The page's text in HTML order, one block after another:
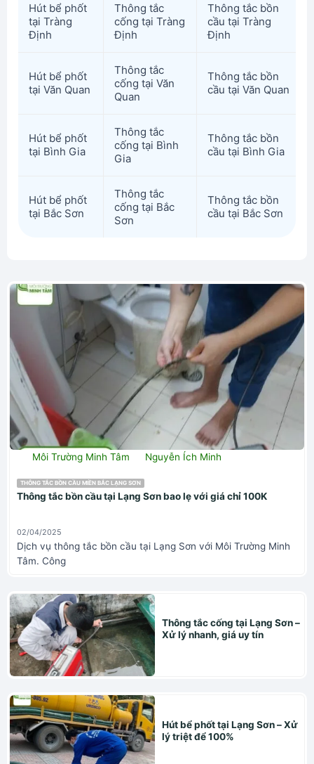
Hút bể phốt
tại Tràng
Định
Thông tắc
cống tại Tràng
Định
Thông tắc bồn
cầu tại Tràng
Định
Hút bể phốt
tại Văn Quan
Thông tắc
cống tại Văn
Quan
Thông tắc bồn
cầu tại Văn Quan
Hút bể phốt
tại Bình Gia
Thông tắc
cống tại Bình
Gia
Thông tắc bồn
cầu tại Bình Gia
Hút bể phốt
tại Bắc Sơn
Thông tắc
cống tại Bắc
Sơn
Thông tắc bồn
cầu tại Bắc Sơn
Môi Trường Minh Tâm Nguyễn Ích Minh
THÔNG TẮC BỒN CẦU MIỀN BẮC LẠNG SƠN
Thông tắc bồn cầu tại Lạng Sơn bao lẹ với giá chỉ 100K
02/04/2025
Dịch vụ thông tắc bồn cầu tại Lạng Sơn với Môi Trường Minh
Tâm. Công
Thông tắc cống tại Lạng Sơn –
Xử lý nhanh, giá uy tín
Hút bể phốt tại Lạng Sơn – Xử
lý triệt để 100%